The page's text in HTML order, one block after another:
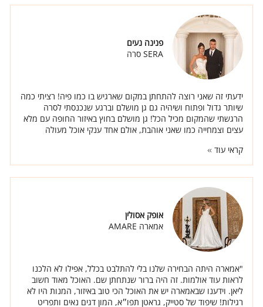
חלומותינו."
פנינה נעים
SERA סרה
ידעתי זה שאני רוצה להתחתן במקום שארגיש בו כמו פיה! רציתי כמה
שיותר גדול ופתוח ושיהיה גם גן מושלם וברגע שנכנסתי לסרה
הרגשתי שהמקום מכיל הכל! גן מושלם בחוץ באיזור החופה עם מלא
עצים וצמחייה כמו שאני אוהבת, אולם אחד ענקי אוכל מעולה
קראי עוד
אופק אסולין
אמארה AMARE
"אמארה היתה הבחירה שלנו בלי להתלבט בכלל, אפילו לא הלכנו
לראות עוד אולמות. זה היה ברור שנתחתן שם. האוכל מאוד חשוב
ליאן. וידענו שבאמארה יש את האוכל הכי טוב באיזור, המנות היו לא
רגילות! שיפוד של סטייק, גראטן תפו״א, המון דגים נאים ותפריט